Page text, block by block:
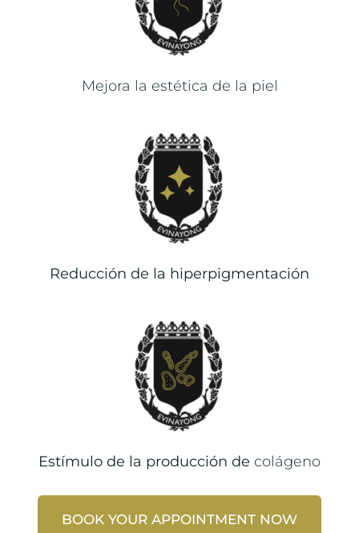
Mejora la estética de la piel
Reducción de la hiperpigmentación
Estímulo de la producción de colágeno
BOOK YOUR APPOINTMENT NOW